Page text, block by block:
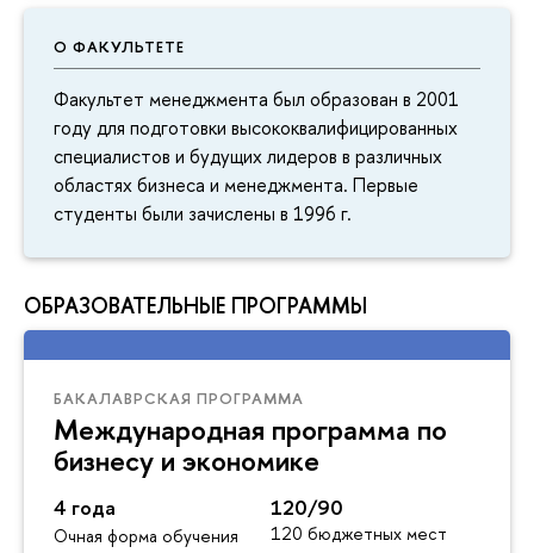
О ФАКУЛЬТЕТЕ
Факультет менеджмента был образован в 2001
году для подготовки высококвалифицированных
специалистов и будущих лидеров в различных
областях бизнеса и менеджмента. Первые
студенты были зачислены в 1996 г.
ОБРАЗОВАТЕЛЬНЫЕ ПРОГРАММЫ
БАКАЛАВРСКАЯ ПРОГРАММА
Международная программа по
бизнесу и экономике
4 года
Очная форма обучения
120/90
120 бюджетных мест